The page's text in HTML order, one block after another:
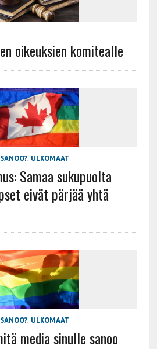
oikeuksien komitealle
, ULKOMAAT
Samaa sukupuolta
eivät pärjää yhtä
, ULKOMAAT
media sinulle sanoo